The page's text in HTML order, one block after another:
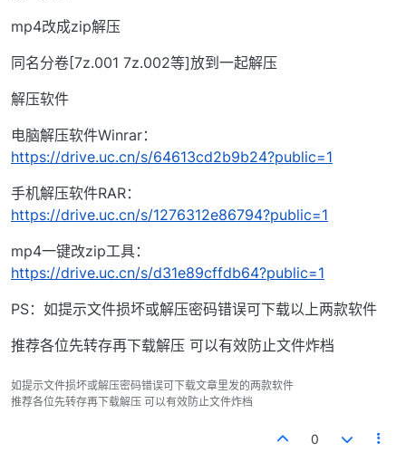
mp4改成zip解压
同名分卷[7z.001 7z.002等]放到一起解压
解压软件
电脑解压软件Winrar：
https://drive.uc.cn/s/64613cd2b9b24?public=1
手机解压软件RAR：
https://drive.uc.cn/s/1276312e86794?public=1
mp4一键改zip工具：
https://drive.uc.cn/s/d31e89cffdb64?public=1
PS：如提示文件损坏或解压密码错误可下载以上两款软件
推荐各位先转存再下载解压 可以有效防止文件炸档
如提示文件损坏或解压密码错误可下载文章里发的两款软件
推荐各位先转存再下载解压 可以有效防止文件炸档
0